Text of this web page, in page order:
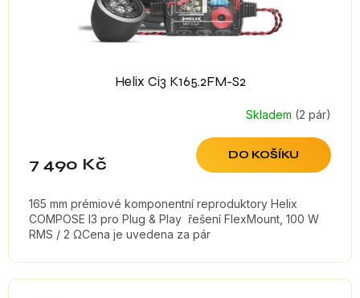
Helix Ci3 K165.2FM-S2
Skladem (2 pár)
7 490 Kč DO KOŠÍKU
165 mm prémiové komponentní reproduktory Helix
COMPOSE I3 pro Plug & Play řešení FlexMount, 100 W
RMS / 2 ΩCena je uvedena za pár